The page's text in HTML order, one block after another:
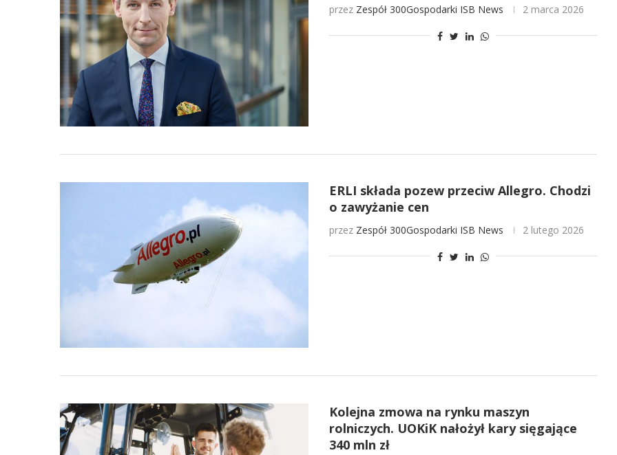
przez Zespół 300Gospodarki ISB News 2 marca 2026
ERLI składa pozew przeciw Allegro. Chodzi
o zawyżanie cen
przez Zespół 300Gospodarki ISB News 2 lutego 2026
Kolejna zmowa na rynku maszyn
rolniczych. UOKiK nałożył kary sięgające
340 mln zł